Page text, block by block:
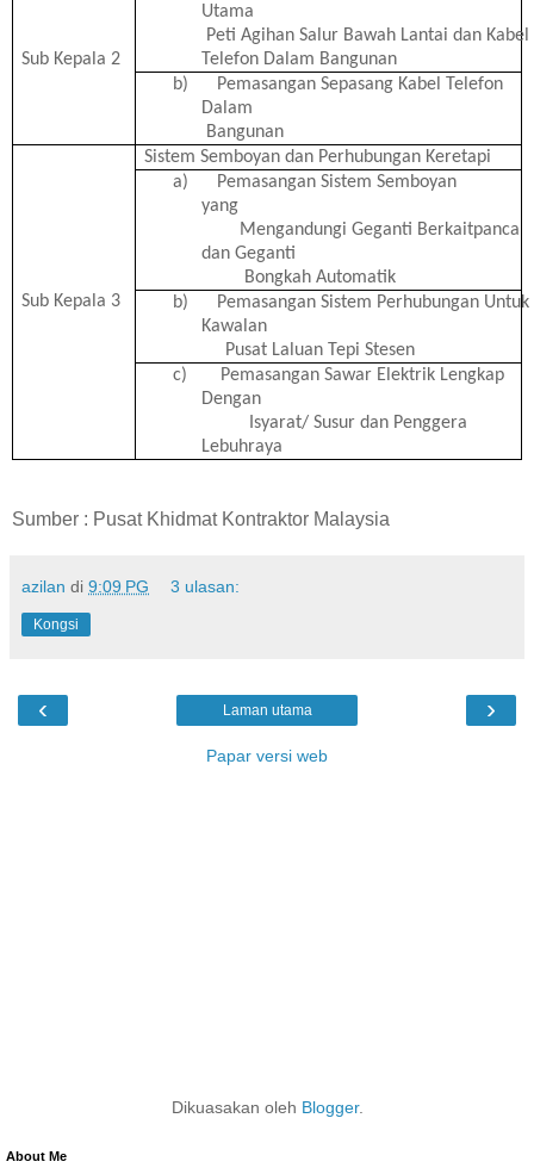
Sub Kepala 2
Utama
Peti Agihan Salur Bawah Lantai dan Kabel
Telefon Dalam Bangunan
b)
Pemasangan Sepasang Kabel Telefon
Dalam
Bangunan
Sub Kepala 3
Sistem Semboyan dan Perhubungan Keretapi
a)
Pemasangan Sistem Semboyan
yang
Mengandungi Geganti Berkaitpanca
dan Geganti
BongkahAutomatik
b)
Pemasangan Sistem Perhubungan Untuk
Kawalan
Pusat Laluan Tepi Stesen
c)
Pemasangan Sawar Elektrik Lengkap
Dengan
Isyarat/ Susur dan Penggera
Lebuhraya
Sumber : Pusat Khidmat Kontraktor Malaysia
azilan di 9:09 PG 3 ulasan:
Kongsi
‹ ›
Laman utama
Papar versi web
Dikuasakan oleh Blogger.
About Me